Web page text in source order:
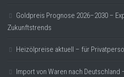
Goldpreis Prognose 2026–2030 –
Zukunftstrends
Heizölpreise aktuell – für
Import von Waren nach